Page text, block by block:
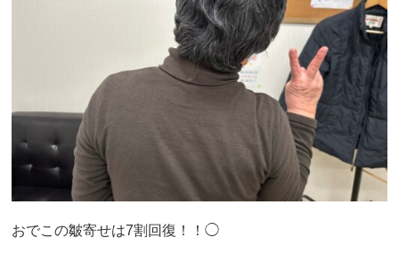
おでこの皺寄せは7割回復！！◯